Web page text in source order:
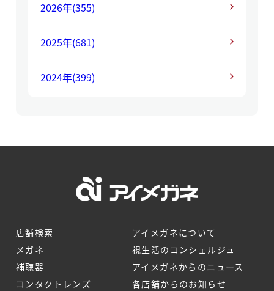
2026年(355)
2025年(681)
2024年(399)
店舗検索
メガネ
補聴器
コンタクトレンズ
アイメガネについて
視生活のコンシェルジュ
アイメガネからのニュース
各店舗からのお知らせ